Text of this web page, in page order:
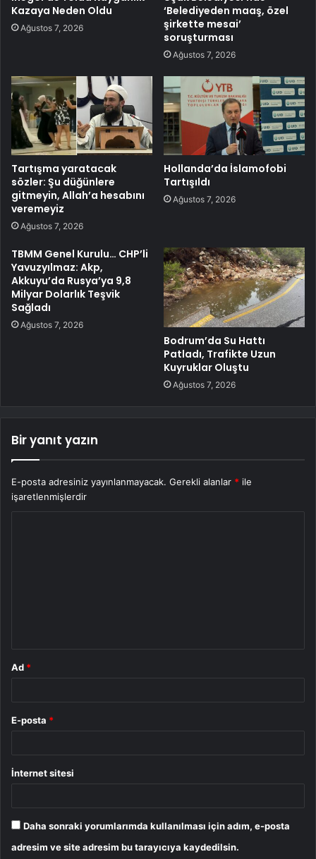
Kazaya Neden Oldu
Ağustos 7, 2026
‘Belediyeden maaş, özel
şirkette mesai’
soruşturması
Ağustos 7, 2026
Tartışma yaratacak
sözler: Şu düğünlere
gitmeyin, Allah’a hesabını
veremeyiz
Ağustos 7, 2026
Hollanda’da İslamofobi
Tartışıldı
Ağustos 7, 2026
TBMM Genel Kurulu… CHP’li
Yavuzyılmaz: Akp,
Akkuyu’da Rusya’ya 9,8
Milyar Dolarlık Teşvik
Sağladı
Ağustos 7, 2026
Bodrum’da Su Hattı
Patladı, Trafikte Uzun
Kuyruklar Oluştu
Ağustos 7, 2026
Bir yanıt yazın
E-posta adresiniz yayınlanmayacak. Gerekli alanlar * ile
işaretlenmişlerdir
Ad *
E-posta *
İnternet sitesi
Daha sonraki yorumlarımda kullanılması için adım, e-posta
adresim ve site adresim bu tarayıcıya kaydedilsin.